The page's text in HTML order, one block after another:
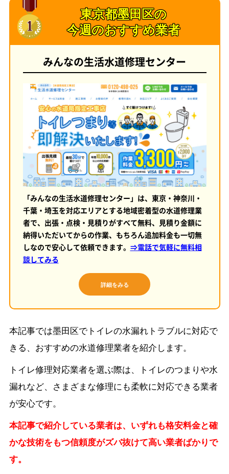
東京都墨田区の
今週のおすすめ業者
みんなの生活水道修理センター
「みんなの生活水道修理センター」は、東京・神奈川・
千葉・埼玉を対応エリアとする地域密着型の水道修理業
者で、出張・点検・見積りがすべて無料、見積り金額に
納得いただいてからの作業、もちろん追加料金も一切無
しなので安心して依頼できます。 ⇒電話で気軽に無料相
談してみる
詳細をみる
本記事では墨田区でトイレの水漏れトラブルに対応で
きる、おすすめの水道修理業者を紹介します。
トイレ修理対応業者を選ぶ際は、トイレのつまりや水
漏れなど、さまざまな修理にも柔軟に対応できる業者
が安心です。
本記事で紹介している業者は、いずれも格安料金と確
かな技術をもつ信頼度がズバ抜けて高い業者ばかりで
す。